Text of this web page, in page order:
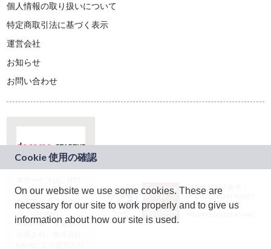
個人情報の取り扱いについて
特定商取引法に基づく表示
運営会社
お知らせ
お問い合わせ
ドコモグループの新
規事業創出プログラ
ム「docomo
STARTUP」を通じて
JASRAC許諾番号：
9024936001Y45037
JASRAC許諾番号：
On our website we use some cookies. These are
necessary for our site to work properly and to give us
information about how our site is used.